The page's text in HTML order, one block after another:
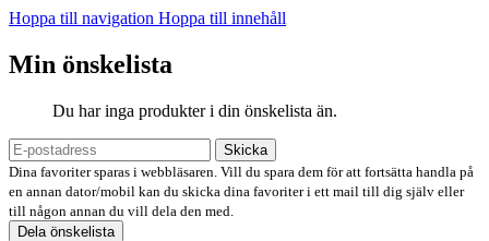
Hoppa till navigation Hoppa till innehåll
Min önskelista
Du har inga produkter i din önskelista än.
Skicka
Dina favoriter sparas i webbläsaren. Vill du spara dem för att fortsätta handla på
en annan dator/mobil kan du skicka dina favoriter i ett mail till dig själv eller
till någon annan du vill dela den med.
Dela önskelista